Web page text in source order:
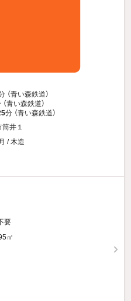
（青い森鉄道）
（青い森鉄道）
分 （青い森鉄道）
井１
/ 木造
要
㎡